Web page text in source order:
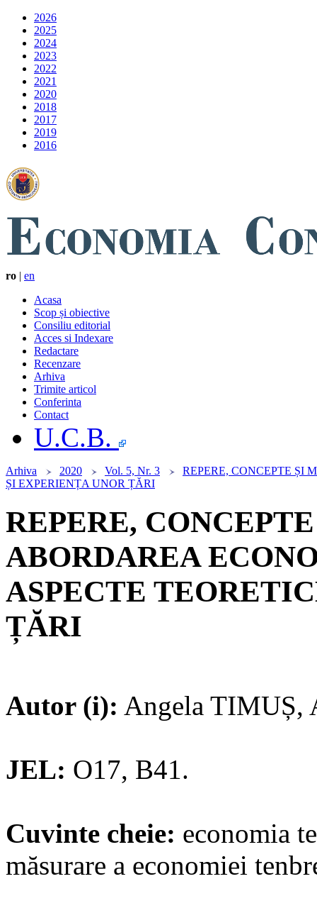
2026
2025
2024
2023
2022
2021
2020
2018
2017
2019
2016
ro | en
Acasa
Scop și obiective
Consiliu editorial
Acces si Indexare
Redactare
Recenzare
Arhiva
Trimite articol
Conferinta
Contact
U.C.B.
Arhiva 2020 Vol. 5, Nr. 3
REPERE, CONCEPTE ȘI
ȘI EXPERIENȚA UNOR ȚĂRI
REPERE,
ABORDAREA
ASPECTE
ȚĂRI
Autor (i): Angela TIMUȘ,
JEL: O17, B41.
Cuvinte cheie: economia
măsurare a economiei